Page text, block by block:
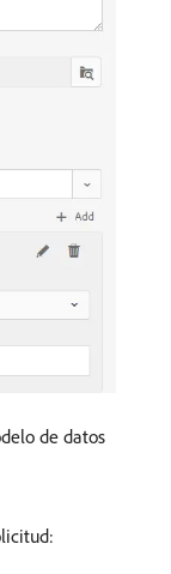
de datos